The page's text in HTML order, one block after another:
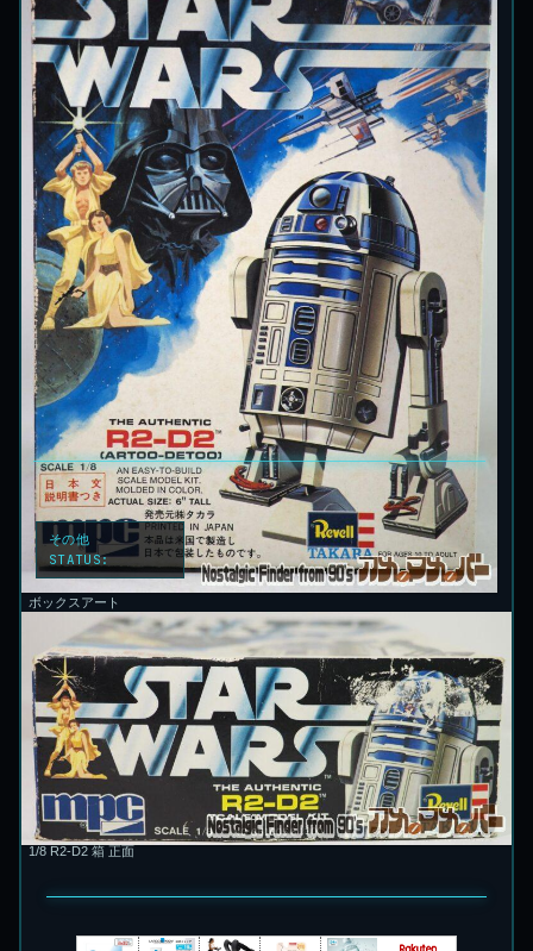
その他
STATUS:LOCKED
ボックスアート
1/8 R2-D2 箱 正面